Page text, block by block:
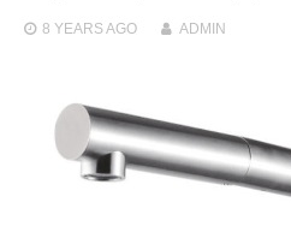
8 YEARSAGO ADMIN